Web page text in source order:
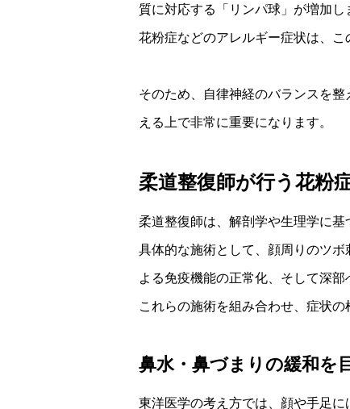
質に対応する「リンパ球」が増加し
花粉症などのアレルギー症状は、
そのため、自律神経のバランスを
える上で非常に重要になります。
柔道整復師が行う花粉
柔道整復師は、解剖学や生理学に
具体的な施術として、顔周りのツ
よる免疫機能の正常化、そして深
これらの施術を組み合わせ、症状の
鼻水・鼻づまりの緩和を
東洋医学の考え方では、顔や手足に